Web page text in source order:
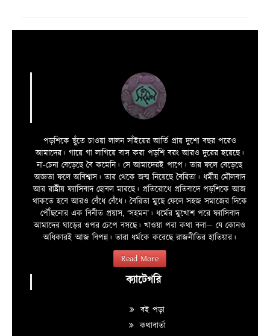
পড়শিকে ছুঁতে চাওয়া লালন সাঁইয়ের আর্তি প্রায় দুশো বছর পরেও
আমাদের। গায়ে গা লাগিয়ে বাস করা পড়শি বরং আরও দুরের হয়েছে।
না-চেনা বেড়েছে বৈ কমেনি। সে আমাদেরই পাপে। তার ফলে বেড়েছে
অজ্ঞতা ফলে অবিশ্বাস। তার থেকে জন্ম নিয়েছে বৈরিতা। ধর্মীয় মৌলবাদ
আর রাষ্ট্রীয় ফ্যাসিবাদ ছোবল মারছে। প্রতিরোধে প্রতিবাদে পড়শিকে আজ
থাকতে হবে আরও বেঁধে বেঁধে। বৈরিতা মুছে ফেলে সহজ সমাজের দিকে
পৌঁছনোর এক বিনীত প্রয়াস, ‘সহমন’। ধর্মের মুখোশ পরে ফ্যাসিবাদ
আমাদের ঘাড়ের ওপর চেপে বসছে। খাওয়া পরা কথা বলা—­­ যে কোনও
অধিকারই আজ বিপন্ন। তারা ধর্মকে করেছে রাজনীতির হাতিয়ার।
Read More
ক্যাটেগরি
বই পড়া
কথাবার্তা